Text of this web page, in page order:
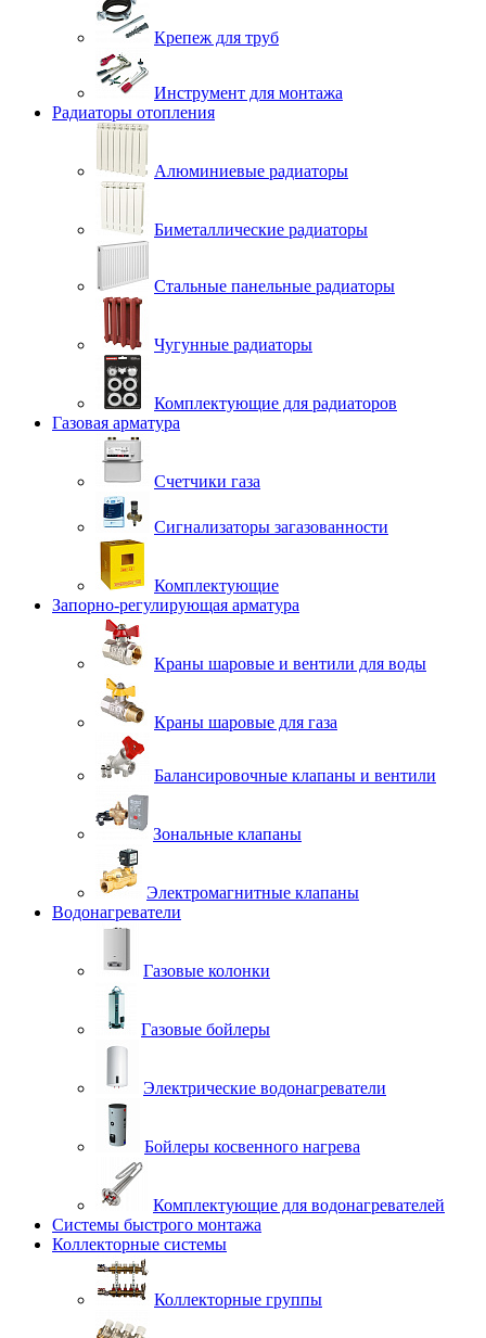
Крепеж для труб
Инструмент для монтажа
Радиаторы отопления
Алюминиевые радиаторы
Биметаллические радиаторы
Стальные панельные радиаторы
Чугунные радиаторы
Комплектующие для радиаторов
Газовая арматура
Счетчики газа
Сигнализаторы загазованности
Комплектующие
Запорно-регулирующая арматура
Краны шаровые и вентили для воды
Краны шаровые для газа
Балансировочные клапаны и вентили
Зональные клапаны
Электромагнитные клапаны
Водонагреватели
Газовые колонки
Газовые бойлеры
Электрические водонагреватели
Бойлеры косвенного нагрева
Комплектующие для водонагревателей
Системы быстрого монтажа
Коллекторные системы
Коллекторные группы